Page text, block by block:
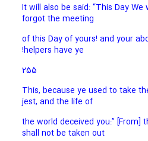
34. It will also be said: “This Day
forgot the meeting
of this Day of yours! and your
helpers have ye!
255
35. “This, because ye used to take
jest, and the life of
the world deceived you:” [From]
shall not be taken out